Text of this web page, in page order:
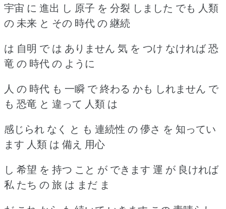
宇宙 に 進出 し 原子 を 分裂 しました でも 人類
の 未来 と その 時代 の 継続
は 自明 で は ありません 気 を つけ なければ 恐
竜 の 時代 の ように
人 の 時代 も 一瞬 で 終わる かも しれません で
も 恐竜 と 違って 人類 は
感じられ なく と も 連続性 の 儚さ を 知ってい
ます 人類 は 備え 用心
し 希望 を 持つ こと が できます 運 が 良ければ
私 たち の 旅 は まだ ま